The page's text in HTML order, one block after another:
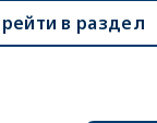
в раздел